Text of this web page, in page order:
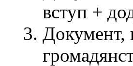
вступ +
Документ,